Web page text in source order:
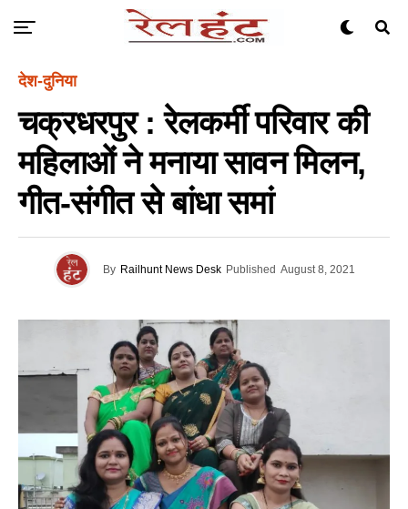
देश-दुनिया
चक्रधरपुर : रेलकर्मी परिवार की
महिलाओं ने मनाया सावन मिलन,
गीत-संगीत से बांधा समां
By Railhunt News Desk Published August 8, 2021